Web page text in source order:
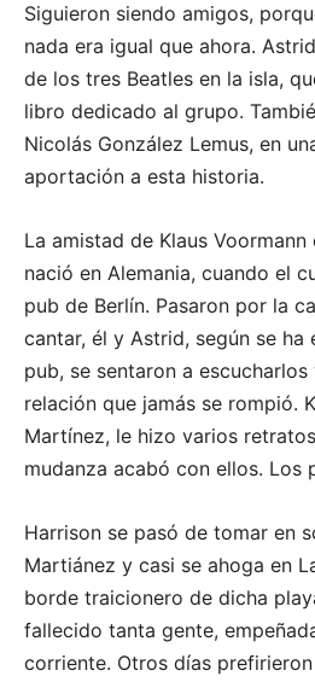
Siguieron siendo amigos,
nada era igual que ahora.
de los tres Beatles en la isla,
libro dedicado al grupo.
Nicolás González Lemus, en
aportación a esta historia.
La amistad de Klaus
nació en Alemania, cuando el
pub de Berlín. Pasaron por la
cantar, él y Astrid, según se ha
pub, se sentaron a
relación que jamás se rompió.
Martínez, le hizo varios
mudanza acabó con ellos. Los
Harrison se pasó de tomar en
Martiánez y casi se ahoga en
borde traicionero de dicha
fallecido tanta gente,
corriente. Otros días